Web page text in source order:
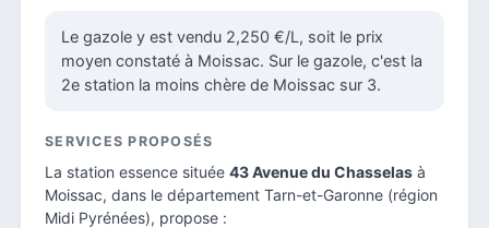
Le gazole y est vendu 2,250 €/L, soit le prix
moyen constaté à Moissac. Sur le gazole, c'est la
2e station la moins chère de Moissac sur 3.
SERVICES PROPOSÉS
La station essence située 43 Avenue du Chasselas à
Moissac, dans le département Tarn-et-Garonne (région
Midi Pyrénées), propose :